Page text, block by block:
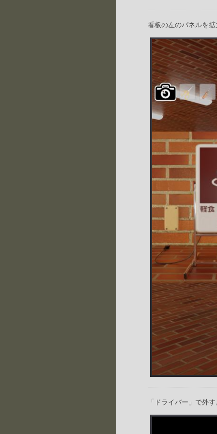
看板の左のパネルを拡
「ドライバー」で外す